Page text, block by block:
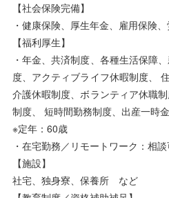
【社会保険完備】
・健康保険、厚生年金、雇用保険
【福利厚生】
・年金、共済制度、各種生活保障
度、アクティブライフ休暇制度、
介護休暇制度、ボランティア休職
制度、 短時間勤務制度、出産一時
※定年：60歳
・在宅勤務／リモートワーク：相
【施設】
社宅、独身寮、保養所 など